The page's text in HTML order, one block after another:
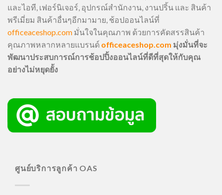
และไอที, เฟอร์นิเจอร์, อุปกรณ์สำนักงาน, งานปริ้น และ สินค้า
พรีเมี่ยม สินค้าอื่นๆอีกมามาย, ช้อปออนไลน์ที่
officeaceshop.com มั่นใจในคุณภาพ ด้วยการคัดสรรสินค้า
คุณภาพหลากหลายแบรนด์ officeaceshop.com มุ่งมั่นที่จะ
พัฒนาประสบการณ์การช้อปปิ้งออนไลน์ที่ดีที่สุดให้กับคุณ
อย่างไม่หยุดยั้ง
ศูนย์บริการลูกค้า OAS